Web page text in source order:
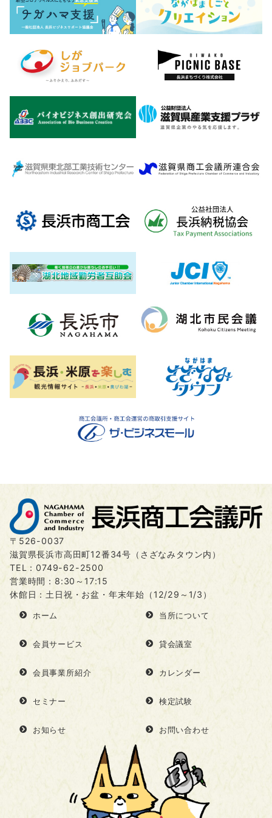
〒526-0037
滋賀県長浜市高田町12番34号（さざなみタウン内）
TEL：0749-62-2500
営業時間：8:30～17:15
休館日：土日祝・お盆・年末年始（12/29～1/3）
ホーム 当所について
会員サービス 貸会議室
会員事業所紹介 カレンダー
セミナー 検定試験
お知らせ お問い合わせ